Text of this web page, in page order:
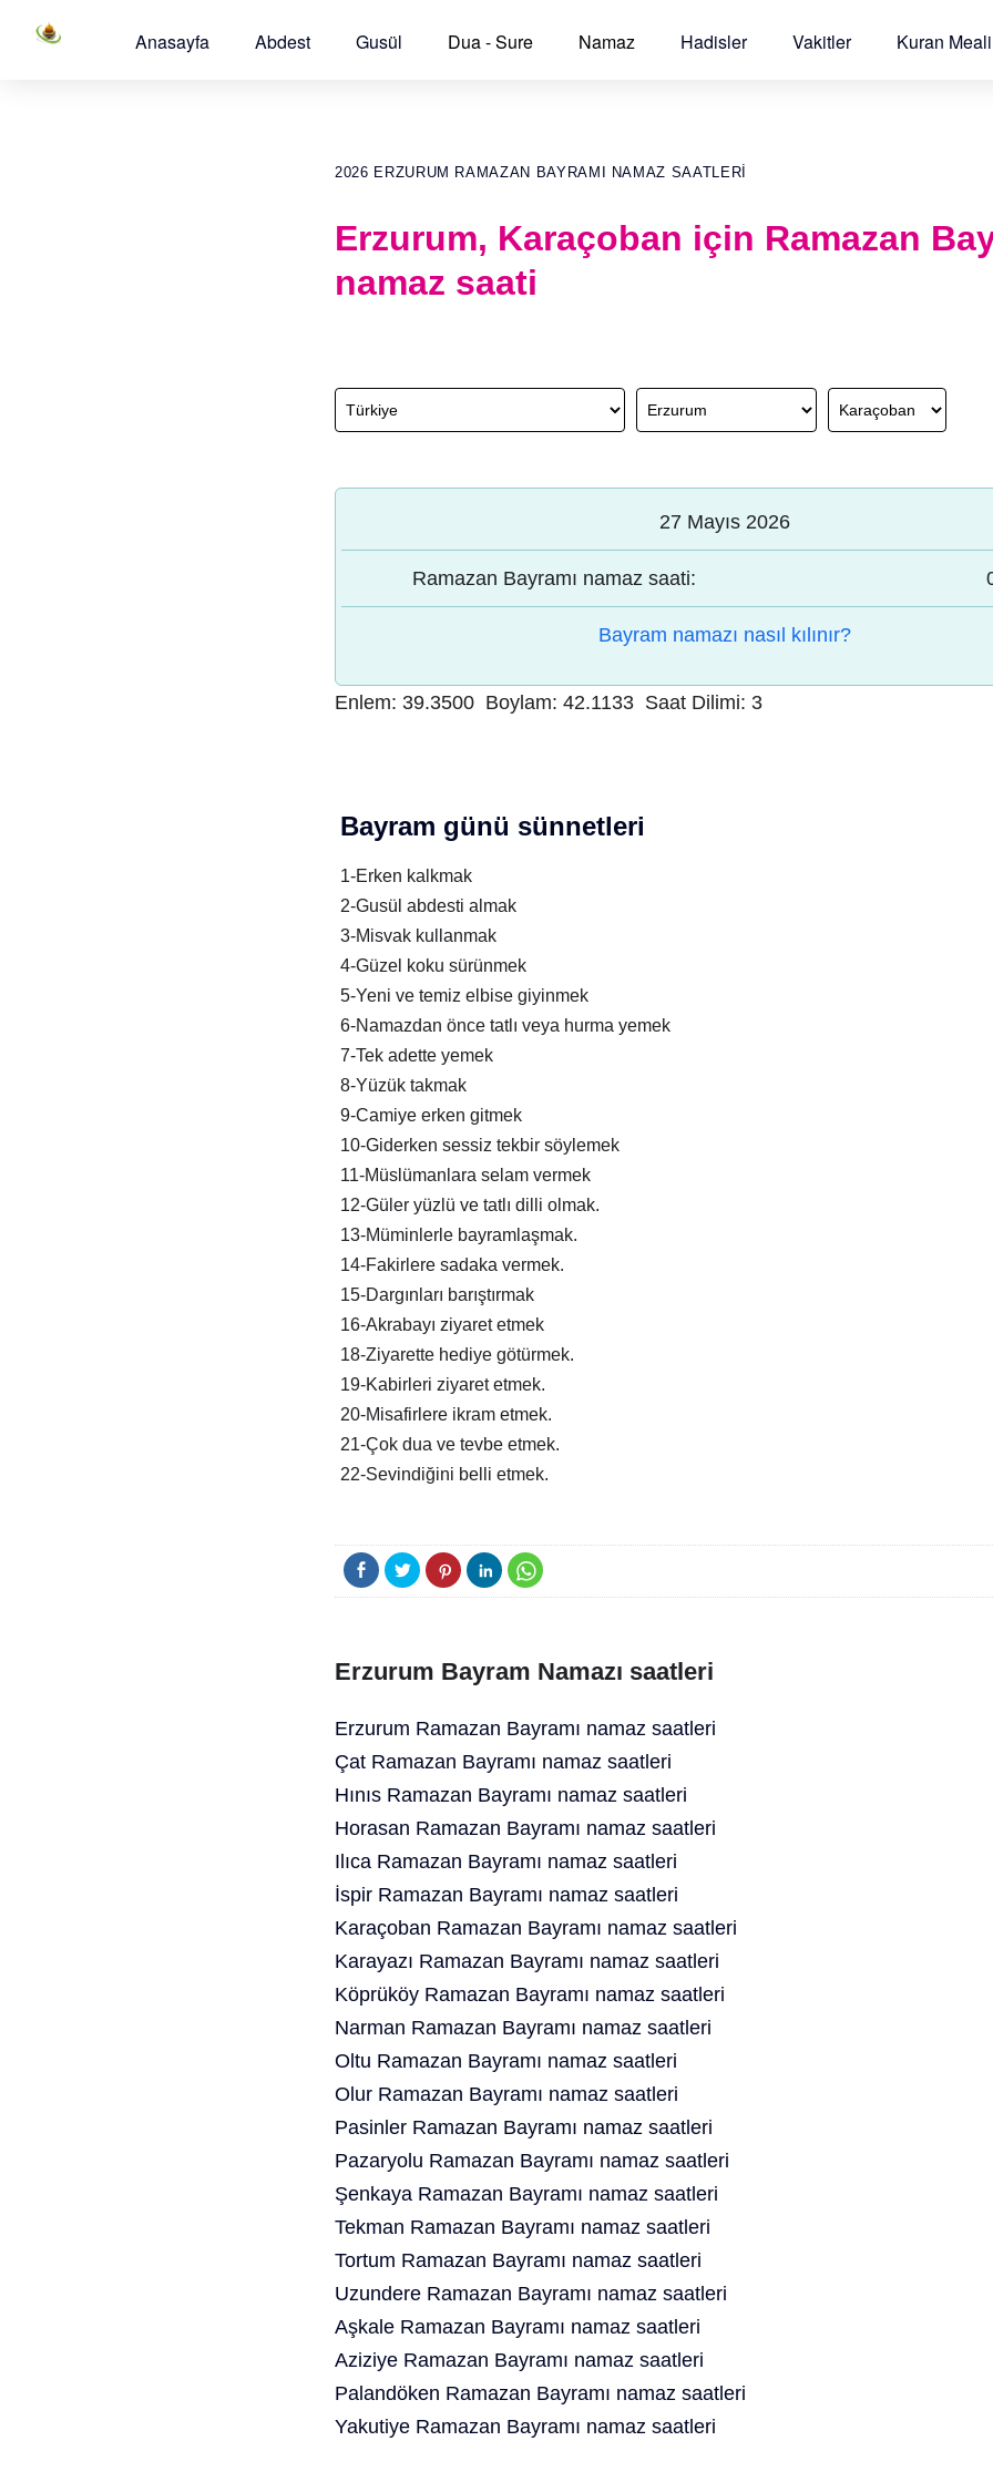
Anasayfa Abdest Gusül Dua - Sure Namaz Hadisler Vakitler Kuran Meali
2026 ERZURUM RAMAZAN BAYRAMI NAMAZ SAATLERI
Erzurum, Karaçoban için Ramazan
namaz saati
27 Mayıs 2026
Ramazan Bayramı namaz saati:
Bayram namazı nasıl kılınır?
Enlem: 39.3500 Boylam: 42.1133 Saat Dilimi: 3
Bayram günü sünnetleri
1-Erken kalkmak
2-Gusül abdesti almak
3-Misvak kullanmak
4-Güzel koku sürünmek
5-Yeni ve temiz elbise giyinmek
6-Namazdan önce tatlı veya hurma yemek
7-Tek adette yemek
8-Yüzük takmak
9-Camiye erken gitmek
10-Giderken sessiz tekbir söylemek
11-Müslümanlara selam vermek
12-Güler yüzlü ve tatlı dilli olmak.
13-Müminlerle bayramlaşmak.
14-Fakirlere sadaka vermek.
15-Dargınları barıştırmak
16-Akrabayı ziyaret etmek
18-Ziyarette hediye götürmek.
19-Kabirleri ziyaret etmek.
20-Misafirlere ikram etmek.
21-Çok dua ve tevbe etmek.
22-Sevindiğini belli etmek.
Erzurum Bayram Namazı saatleri
Erzurum Ramazan Bayramı namaz saatleri
Çat Ramazan Bayramı namaz saatleri
Hınıs Ramazan Bayramı namaz saatleri
Horasan Ramazan Bayramı namaz saatleri
Ilıca Ramazan Bayramı namaz saatleri
İspir Ramazan Bayramı namaz saatleri
Karaçoban Ramazan Bayramı namaz saatleri
Karayazı Ramazan Bayramı namaz saatleri
Köprüköy Ramazan Bayramı namaz saatleri
Narman Ramazan Bayramı namaz saatleri
Oltu Ramazan Bayramı namaz saatleri
Olur Ramazan Bayramı namaz saatleri
Pasinler Ramazan Bayramı namaz saatleri
Pazaryolu Ramazan Bayramı namaz saatleri
Şenkaya Ramazan Bayramı namaz saatleri
Tekman Ramazan Bayramı namaz saatleri
Tortum Ramazan Bayramı namaz saatleri
Uzundere Ramazan Bayramı namaz saatleri
Aşkale Ramazan Bayramı namaz saatleri
Aziziye Ramazan Bayramı namaz saatleri
Palandöken Ramazan Bayramı namaz saatleri
Yakutiye Ramazan Bayramı namaz saatleri